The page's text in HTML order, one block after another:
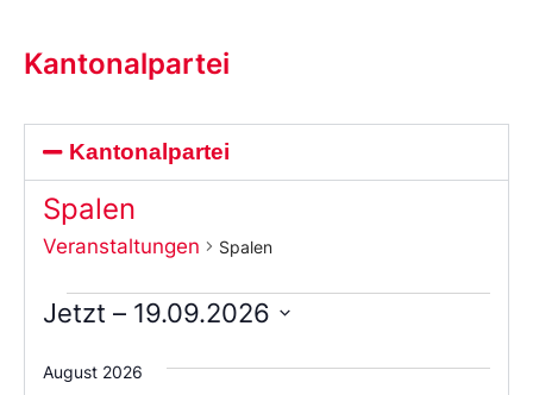
Kantonalpartei
Kantonalpartei
Spalen
Veranstaltungen Spalen
Jetzt – 19.09.2026
Sie
das
August 2026